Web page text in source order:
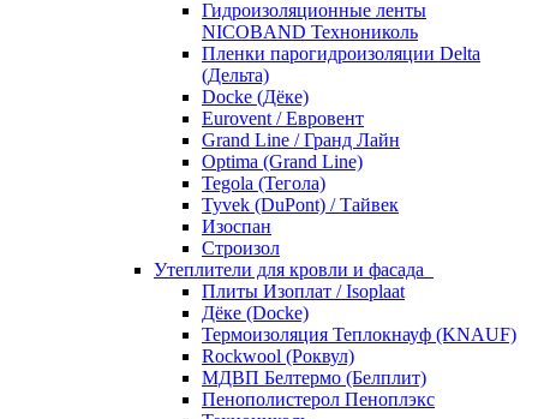
Гидроизоляционные ленты
NICOBAND Технониколь
Пленки парогидроизоляции Delta
(Дельта)
Docke (Дёке)
Eurovent / Евровент
Grand Line / Гранд Лайн
Optima (Grand Line)
Tegola (Тегола)
Tyvek (DuPont) / Тайвек
Изоспан
Строизол
Утеплители для кровли и фасада
Плиты Изоплат / Isoplaat
Дёке (Docke)
Термоизоляция Теплокнауф (KNAUF)
Rockwool (Роквул)
МДВП Белтермо (Белплит)
Пенополистерол Пеноплэкс